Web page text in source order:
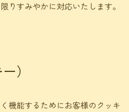
りすみやかに対応いたします。
）
機能するためにお客様のクッキ